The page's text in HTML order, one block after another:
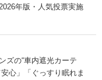
年版・人気投票実施
ズの“車内遮光カーテ
心」「ぐっすり眠れま